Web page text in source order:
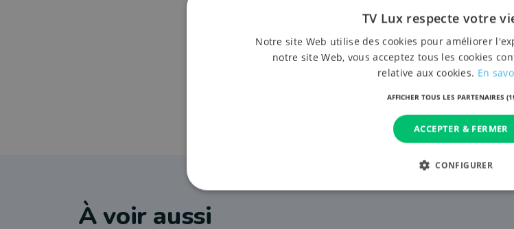
Un but de Jourdan permet à
de revenir à 5 points
6 décembre 2025 à 22:36
À voir aussi
TV Lux respecte votre
Notre site Web utilise des cookies pour améliorer
notre site Web, vous acceptez tous les cookies
relative aux cookies. En
AFFICHER TOUS LES PARTENAIRES
ACCEPTER & FERMER
CONFIGURER